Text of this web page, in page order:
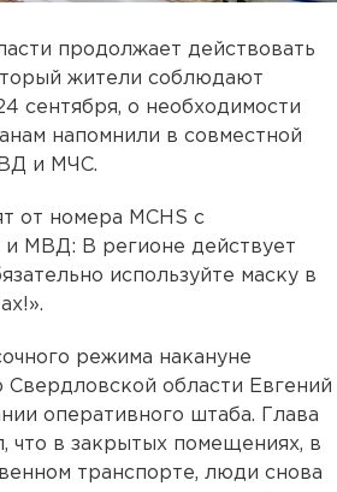
продолжает действовать
жители соблюдают
сентября, о необходимости
напомнили в совместной
и МЧС.
от номера MCHS с
МВД: В регионе действует
используйте маску в
режима накануне
Свердловской области Евгений
оперативного штаба. Глава
что в закрытых помещениях, в
транспорте, люди снова